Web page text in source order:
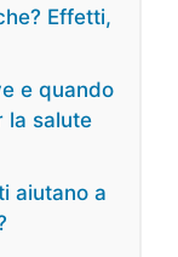
Effetti,
e quando
la salute
aiutano a